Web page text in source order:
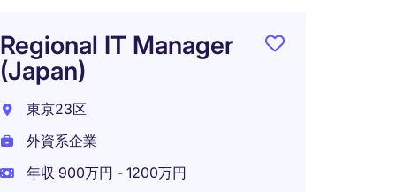
Regional IT Manager
(Japan)
東京23区
外資系企業
年収 900万円 - 1200万円